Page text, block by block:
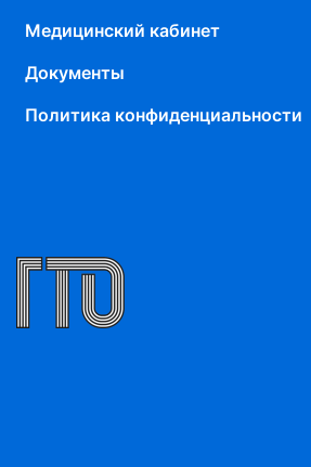
Медицинский кабинет
Документы
Политика конфиденциальности